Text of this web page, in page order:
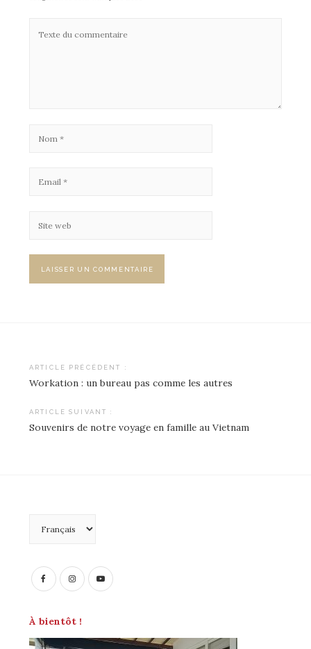
de
l’article
ARTICLE PRÉCÉDENT :
Workation : un bureau pas comme les autres
ARTICLE SUIVANT :
Souvenirs de notre voyage en famille au Vietnam
une
À bientôt !